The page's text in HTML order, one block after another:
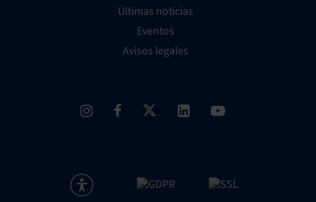
Últimas noticias
Eventos
Avisos legales